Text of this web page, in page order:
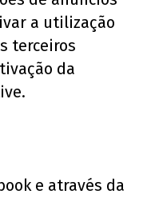
a utilização
terceiros
da
e através da